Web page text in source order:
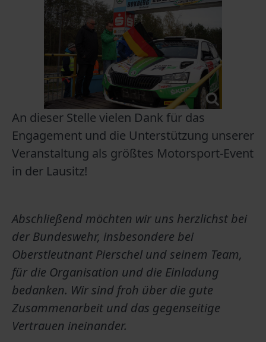
An dieser Stelle vielen Dank für das
Engagement und die Unterstützung unserer
Veranstaltung als größtes Motorsport-Event
in der Lausitz!
Abschließend möchten wir uns herzlichst bei
der Bundeswehr, insbesondere bei
Oberstleutnant Pierschel und seinem Team,
für die Organisation und die Einladung
bedanken. Wir sind froh über die gute
Zusammenarbeit und das gegenseitige
Vertrauen ineinander.